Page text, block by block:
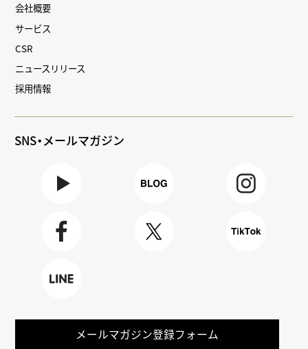
会社概要
サービス
CSR
ニュースリリース
採用情報
SNS・メールマガジン
メールマガジン登録フォーム